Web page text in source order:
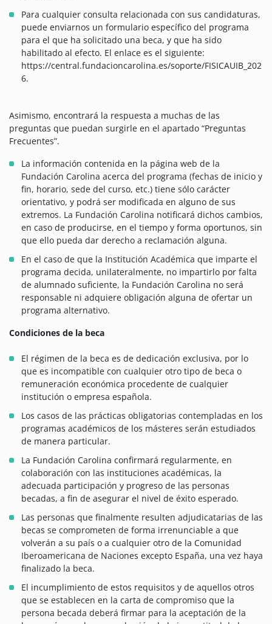
Para cualquier consulta relacionada con sus candidaturas,
puede enviarnos un formulario específico del programa
para el que ha solicitado una beca, y que ha sido
habilitado al efecto. El enlace es el siguiente:
https://central.fundacioncarolina.es/soporte/FISICAUIB_202
6.
Asimismo, encontrará la respuesta a muchas de las
preguntas que puedan surgirle en el apartado “Preguntas
Frecuentes”.
La información contenida en la página web de la
Fundación Carolina acerca del programa (fechas de inicio y
fin, horario, sede del curso, etc.) tiene sólo carácter
orientativo, y podrá ser modificada en alguno de sus
extremos. La Fundación Carolina notificará dichos cambios,
en caso de producirse, en el tiempo y forma oportunos, sin
que ello pueda dar derecho a reclamación alguna.
En el caso de que la Institución Académica que imparte el
programa decida, unilateralmente, no impartirlo por falta
de alumnado suficiente, la Fundación Carolina no será
responsable ni adquiere obligación alguna de ofertar un
programa alternativo.
Condiciones de la beca
El régimen de la beca es de dedicación exclusiva, por lo
que es incompatible con cualquier otro tipo de beca o
remuneración económica procedente de cualquier
institución o empresa española.
Los casos de las prácticas obligatorias contempladas en los
programas académicos de los másteres serán estudiados
de manera particular.
La Fundación Carolina confirmará regularmente, en
colaboración con las instituciones académicas, la
adecuada participación y progreso de las personas
becadas, a fin de asegurar el nivel de éxito esperado.
Las personas que finalmente resulten adjudicatarias de las
becas se comprometen de forma irrenunciable a que
volverán a su país o a cualquier otro de la Comunidad
Iberoamericana de Naciones excepto España, una vez haya
finalizado la beca.
El incumplimiento de estos requisitos y de aquellos otros
que se establecen en la carta de compromiso que la
persona becada deberá firmar para la aceptación de la